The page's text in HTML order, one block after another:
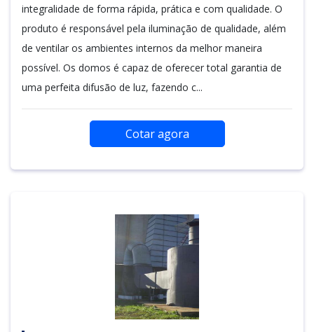
integralidade de forma rápida, prática e com qualidade. O
produto é responsável pela iluminação de qualidade, além
de ventilar os ambientes internos da melhor maneira
possível. Os domos é capaz de oferecer total garantia de
uma perfeita difusão de luz, fazendo c...
Cotar agora